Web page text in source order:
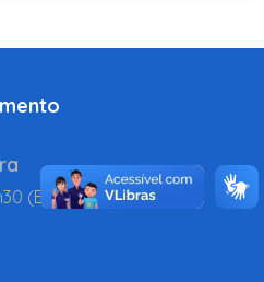
(BR